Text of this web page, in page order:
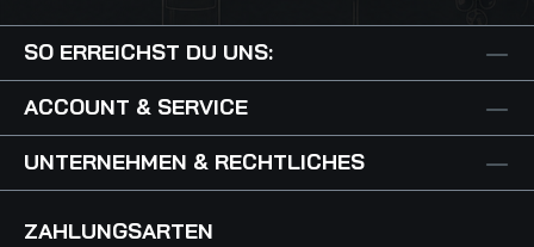
SO ERREICHST DU UNS:
ACCOUNT & SERVICE
UNTERNEHMEN & RECHTLICHES
ZAHLUNGSARTEN